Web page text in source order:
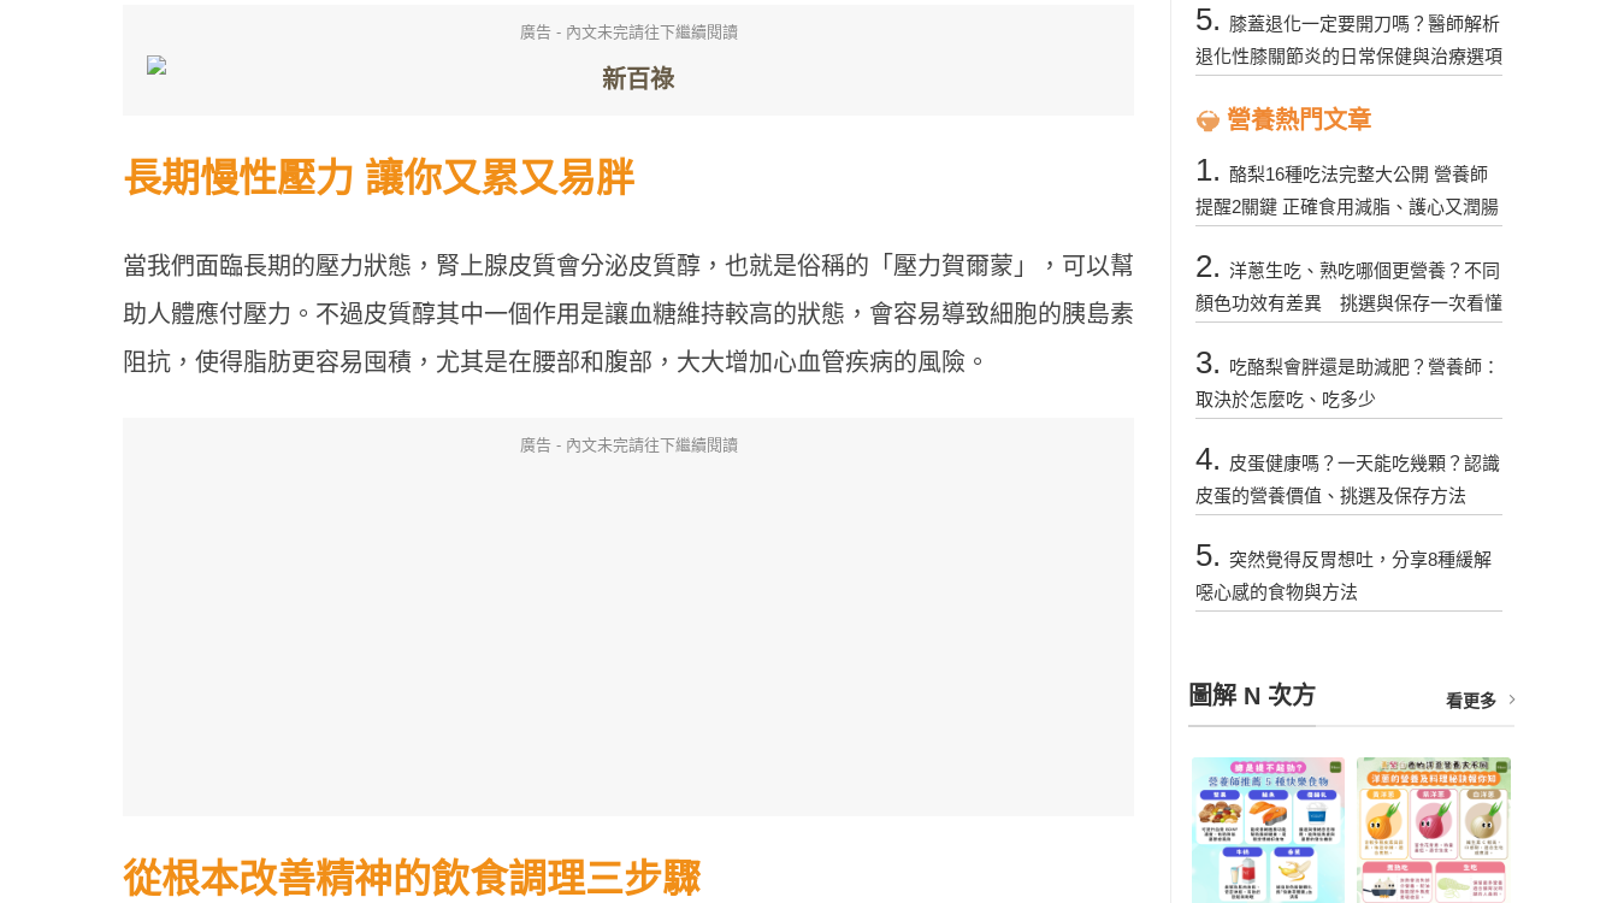
廣告 - 內文未完請往下繼續閱讀
長期慢性壓力 讓你又累又易胖
當我們面臨長期的壓力狀態，腎上腺皮質會分泌皮質醇，也就是俗稱的「壓力賀爾蒙」，可以幫
助人體應付壓力。不過皮質醇其中一個作用是讓血糖維持較高的狀態，會容易導致細胞的胰島素
阻抗，使得脂肪更容易囤積，尤其是在腰部和腹部，大大增加心血管疾病的風險。
廣告 - 內文未完請往下繼續閱讀
從根本改善精神的飲食調理三步驟
5. 膝蓋退化一定要開刀嗎？醫師解析
退化性膝關節炎的日常保健與治療選項
營養熱門文章
1. 酪梨16種吃法完整大公開 營養師
提醒2關鍵 正確食用減脂、護心又潤腸
2. 洋蔥生吃、熟吃哪個更營養？不同
顏色功效有差異 挑選與保存一次看懂
3. 吃酪梨會胖還是助減肥？營養師：
取決於怎麼吃、吃多少
4. 皮蛋健康嗎？一天能吃幾顆？認識
皮蛋的營養價值、挑選及保存方法
5. 突然覺得反胃想吐，分享8種緩解
噁心感的食物與方法
圖解 N 次方 看更多